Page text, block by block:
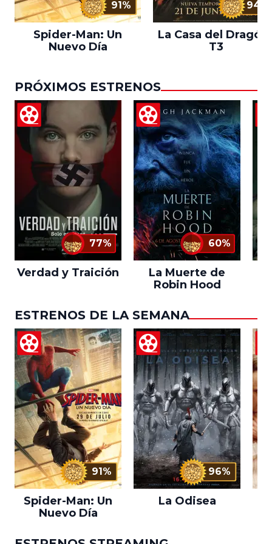
91%
Spider-Man: Un
Nuevo Día
94%
La Casa del Dragón
T3
PRÓXIMOS ESTRENOS
77%
Verdad y Traición
60%
La Muerte de
Robin Hood
ESTRENOS DE LA SEMANA
91%
Spider-Man: Un
Nuevo Día
96%
La Odisea